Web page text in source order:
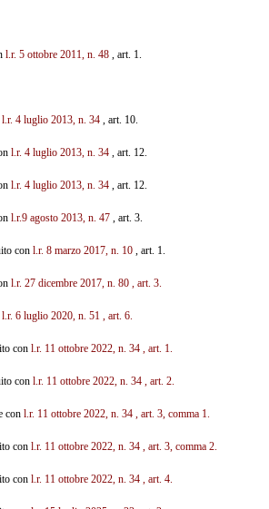
l.r. 5 ottobre 2011, n. 48, art. 1.
l.r. 4 luglio 2013, n. 34, art. 10.
l.r. 4 luglio 2013, n. 34, art. 12.
l.r. 4 luglio 2013, n. 34, art. 12.
l.r.9 agosto 2013, n. 47, art. 3.
con l.r. 8 marzo 2017, n. 10, art. 1.
l.r. 27 dicembre 2017, n. 80 , art. 3.
l.r. 6 luglio 2020, n. 51 , art. 6.
con l.r. 11 ottobre 2022, n. 34 , art. 1.
con l.r. 11 ottobre 2022, n. 34 , art. 2.
con l.r. 11 ottobre 2022, n. 34 , art. 3, comma 1.
con l.r. 11 ottobre 2022, n. 34 , art. 3, comma 2.
con l.r. 11 ottobre 2022, n. 34 , art. 4.